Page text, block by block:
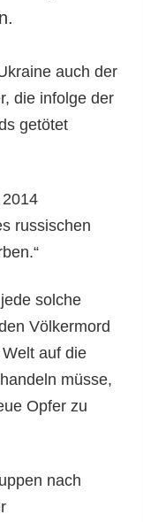
auch der
die infolge der
getötet
russischen
solche
Völkermord
auf die
müsse,
Opfer zu
nach